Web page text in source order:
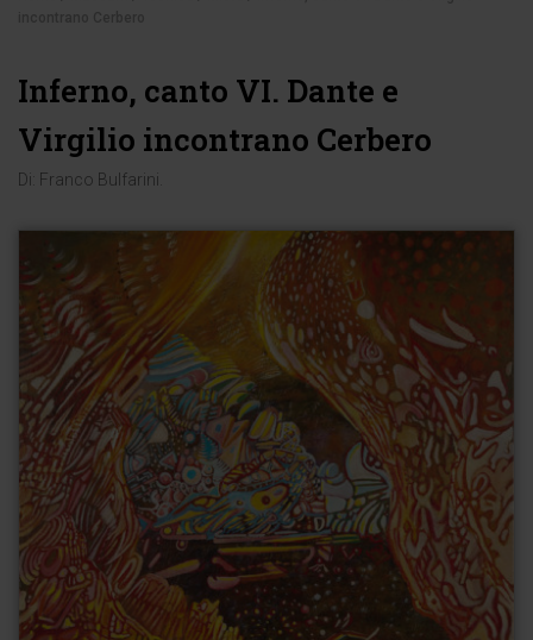
Inferno, canto VI. Dante e
Virgilio incontrano Cerbero
Di: Franco Bulfarini